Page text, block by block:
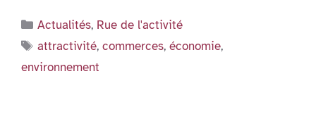
Catégories
Actualités, Rue de l'activité
Étiquettes
attractivité,commerces,économie,
environnement